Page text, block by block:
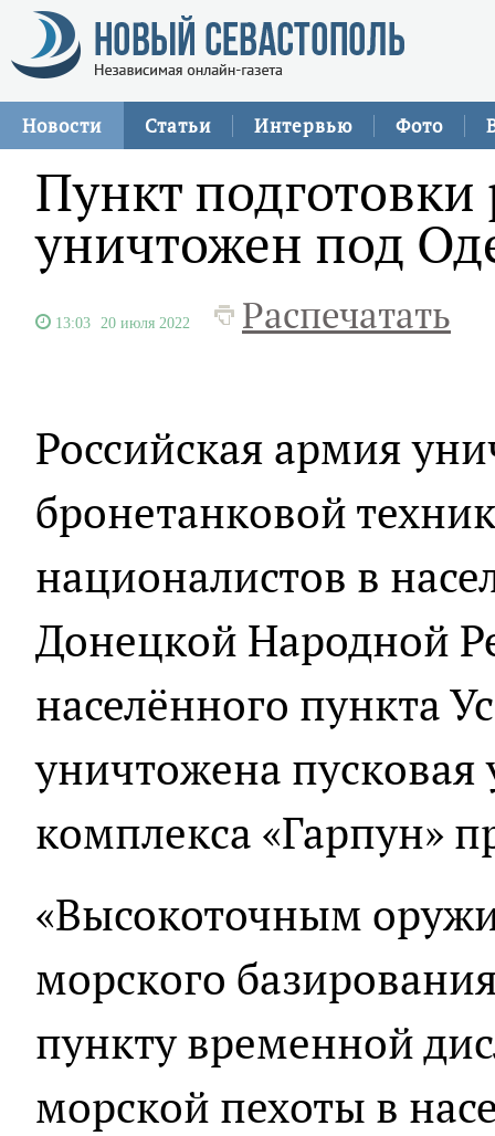
Новости Статьи Интервью Фото
Пункт
уничтожен под
13:03 20 июля 2022 Распечатать
Российская армия
бронетанковой
националистов в
Донецкой Народной
населённого пункта
уничтожена пусковая
комплекса «Гарпун»
«Высокоточным
морского
пункту временной
морской пехоты в